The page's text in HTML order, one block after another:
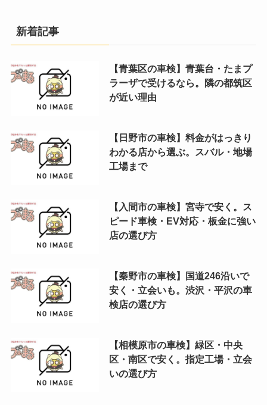
新着記事
【青葉区の車検】青葉台・たまプ
ラーザで受けるなら。隣の都筑区
が近い理由
【日野市の車検】料金がはっきり
わかる店から選ぶ。スバル・地場
工場まで
【入間市の車検】宮寺で安く。ス
ピード車検・EV対応・板金に強い
店の選び方
【秦野市の車検】国道246沿いで
安く・立会いも。渋沢・平沢の車
検店の選び方
【相模原市の車検】緑区・中央
区・南区で安く。指定工場・立会
いの選び方